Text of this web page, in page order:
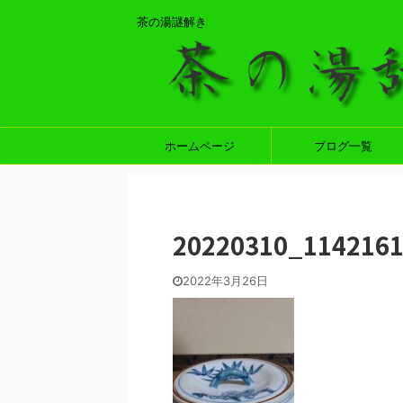
茶の湯謎解き
ホームページ ブログ一覧
2022年3月26日